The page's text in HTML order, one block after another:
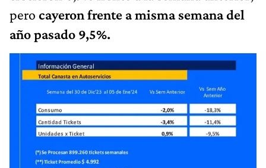
pero cayeron frente a misma semana del
año pasado 9,5%.